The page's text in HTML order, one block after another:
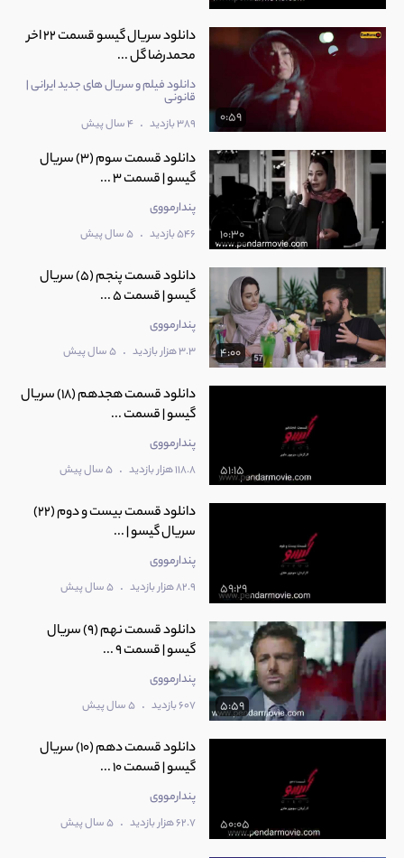
0:59
دانلود سریال گیسو قسمت 22 اخر
محمدرضا گل ...
دانلود فیلم و سریال های جدید ایرانی |
قانونی
389 بازدید . 4 سال پیش
10:30
دانلود قسمت سوم (3) سریال
گیسو | قسمت 3 ...
پندارمووی
546 بازدید . 5 سال پیش
4:00
دانلود قسمت پنجم (5) سریال
گیسو | قسمت 5 ...
پندارمووی
3.3 هزار بازدید . 5 سال پیش
51:15
دانلود قسمت هجدهم (18) سریال
گیسو | قسمت ...
پندارمووی
118.8 هزار بازدید . 5 سال پیش
59:29
دانلود قسمت بیست و دوم (22)
سریال گیسو | ...
پندارمووی
82.9 هزار بازدید . 5 سال پیش
5:59
دانلود قسمت نهم (9) سریال
گیسو | قسمت 9 ...
پندارمووی
607 بازدید . 5 سال پیش
50:05
دانلود قسمت دهم (10) سریال
گیسو | قسمت 10 ...
پندارمووی
62.7 هزار بازدید . 5 سال پیش